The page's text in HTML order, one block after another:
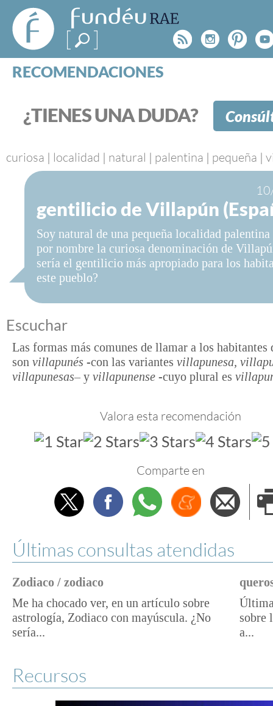
FundéuRAE
- Fundación
del Español
Urgente
Rss
RECOMENDACIONES
CATEGORÍAS
ESPECIALES
BLOG
NOTICIAS
SOBRE LA FUNDÉURAE
FundéuRAE es una fundación patrocinada por la
y la Real Academia Española, cuyo objetivo es
el buen uso del español en los medios de
Internet.
¿TIENES UNA DUDA?
curiosa | localidad | natural | palentina | pequeña |
gentilicio de Villapún
Soy natural de una pequeña localidad
por nombre la curiosa denominación de
sería el gentilicio más apropiado para los
este pueblo?
Escuchar
Las formas más comunes de llamar a los
son villapunés -con las variantes villapunesa,
villapunesas– y villapunense -cuyo plural es
Valora esta recomendación
Comparte en
TwitterFacebookWhatsappMenéame
Últimas consultas atendidas
Zodiaco / zodiaco
Me ha chocado ver, en un artículo sobre
astrología, Zodiaco con mayúscula. ¿No
sería...
sobre
a...
Recursos